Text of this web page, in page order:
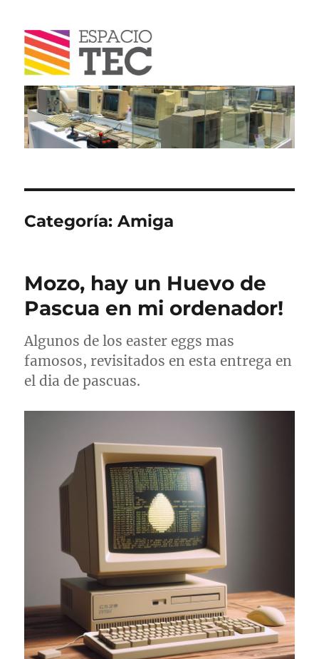
Blog
Categoría:Amiga
Mozo, hay un Huevo de
Pascua en mi ordenador!
Algunos de los easter eggs mas
famosos, revisitados en esta entrega en
el dia de pascuas.